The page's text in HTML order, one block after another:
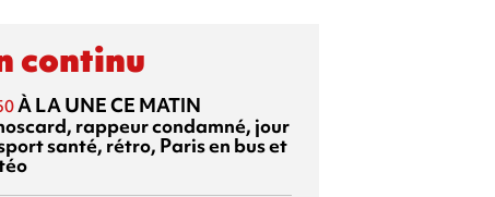
continu
À LA UNE CE MATIN
rappeur condamné, jour
santé, rétro, Paris en bus et